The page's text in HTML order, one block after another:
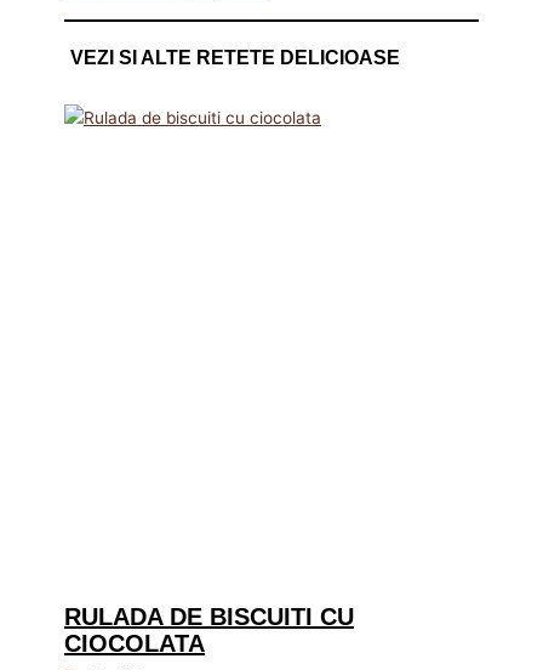
VEZI SI ALTE RETETE DELICIOASE
RULADA DE BISCUITI CU
CIOCOLATA